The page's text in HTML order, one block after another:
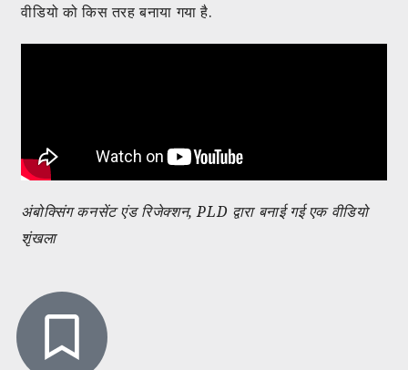
वीडियो को किस तरह बनाया गया है.
अंबोक्सिंग कनसेंट एंड रिजेक्शन, PLD द्वारा बनाई गई एक वीडियो
शृंखला